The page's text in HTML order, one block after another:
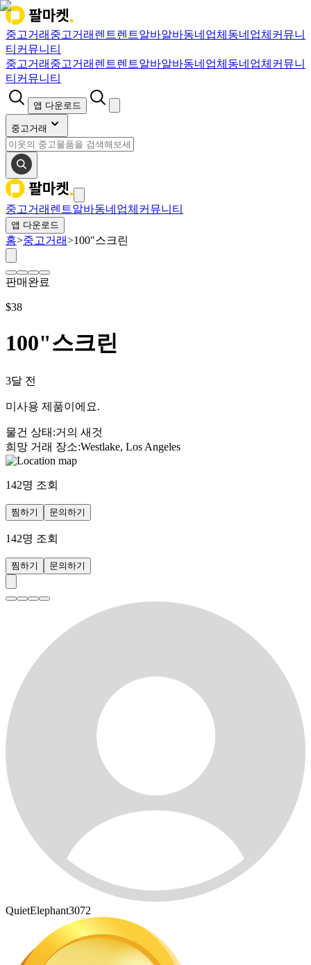
중고거래 중고거래 렌트렌트알바알바동네업체 동네업체 커뮤니
티 커뮤니티
중고거래 중고거래 렌트렌트알바알바동네업체 동네업체 커뮤니
티 커뮤니티
앱 다운로드
중고거래
중고거래 렌트알바동네업체 커뮤니티
앱 다운로드
홈>중고거래>100"스크린
판매완료
$38
100"스크린
3달 전
미사용 제품이에요.
물건 상태 :거의 새것
희망 거래 장소:Westlake, Los Angeles
142명 조회
찜하기 문의하기
142명 조회
찜하기 문의하기
QuietElephant3072